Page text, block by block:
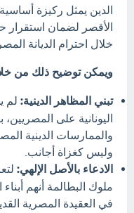
الدين يمثل ركيزة
الأقصر لضمان
خلال احترام الديانة
ويمكن توضيح ذلك من
تبني المظاهر الدينية: لم
اليونانية على
والممارسات الدينية
وليس كغزاة أجانب.
الادعاء بالأصل الإلهي:
ملوك البطالمة أنهم
في العقيدة المصرية